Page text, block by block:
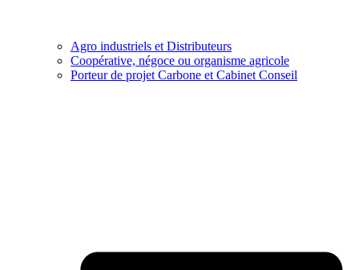
Agro industriels et Distributeurs
Coopérative, négoce ou organisme agricole
Porteur de projet Carbone et Cabinet Conseil